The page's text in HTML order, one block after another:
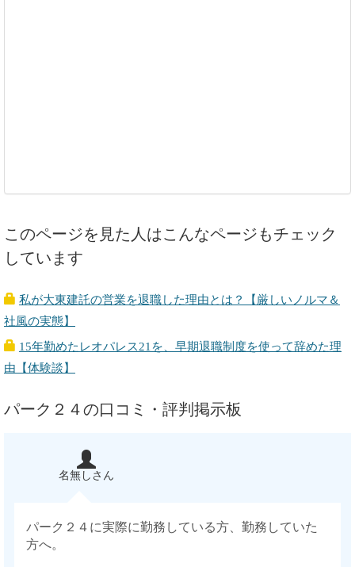
このページを見た人はこんなページもチェック
しています
私が大東建託の営業を退職した理由とは？【厳しいノルマ＆
社風の実態】
15年勤めたレオパレス21を、早期退職制度を使って辞めた理
由【体験談】
パーク２４の口コミ・評判掲示板
名無しさん
パーク２４に実際に勤務している方、勤務していた
方へ。